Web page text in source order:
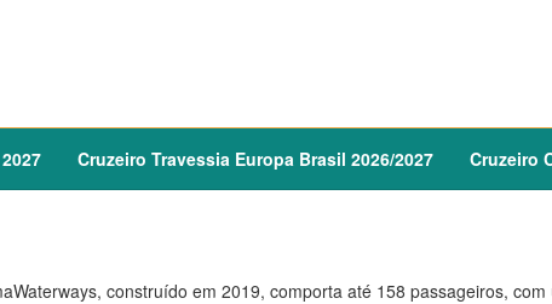
2027 Cruzeiro Travessia Europa Brasil 2026/2027 Cruzeiro
construído em 2019, comporta até 158 passageiros, com